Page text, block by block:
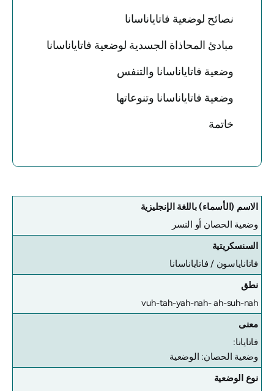
نصائح لوضعية فاتاياناسانا
مبادئ المحاذاة الجسدية لوضعية فاتاياناسانا
وضعية فاتاياناسانا والتنفس
وضعية فاتاياناسانا وتنوعاتها
خاتمة
الاسم (الأسماء) باللغة الإنجليزية
وضعية الحصان أو النسر
السنسكريتية
فاتاناياسون / فاتاياناسانا
نطق
vuh-tah-yah-nah- ah-suh-nah
معنى
فاتايانا:
وضعية الحصان: الوضعية
نوع الوضعية